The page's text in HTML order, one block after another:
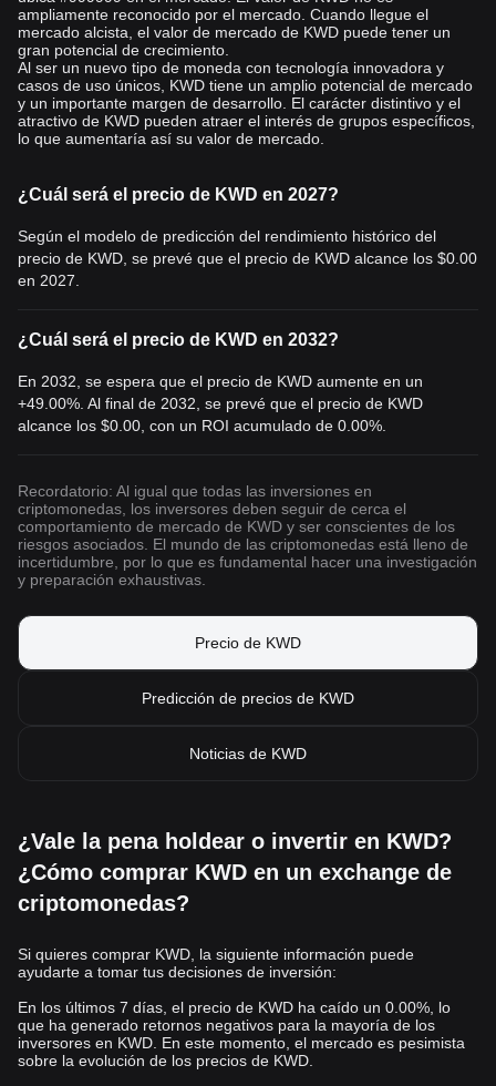
ampliamente reconocido por el mercado. Cuando llegue el
mercado alcista, el valor de mercado de KWD puede tener un
gran potencial de crecimiento.
Al ser un nuevo tipo de moneda con tecnología innovadora y
casos de uso únicos, KWD tiene un amplio potencial de mercado
y un importante margen de desarrollo. El carácter distintivo y el
atractivo de KWD pueden atraer el interés de grupos específicos,
lo que aumentaría así su valor de mercado.
¿Cuál será el precio de KWD en 2027?
Según el modelo de predicción del rendimiento histórico del
precio de KWD, se prevé que el precio de KWD alcance los $0.00
en 2027.
¿Cuál será el precio de KWD en 2032?
En 2032, se espera que el precio de KWD aumente en un
+49.00%. Al final de 2032, se prevé que el precio de KWD
alcance los $0.00 , con un ROI acumulado de 0.00%.
Recordatorio: Al igual que todas las inversiones en
criptomonedas, los inversores deben seguir de cerca el
comportamiento de mercado de KWD y ser conscientes de los
riesgos asociados. El mundo de las criptomonedas está lleno de
incertidumbre, por lo que es fundamental hacer una investigación
y preparación exhaustivas.
Precio de KWD
Predicción de precios de KWD
Noticias de KWD
¿Vale la pena holdear o invertir en KWD?
¿Cómo comprar KWD en un exchange de
criptomonedas?
Si quieres comprar KWD, la siguiente información puede
ayudarte a tomar tus decisiones de inversión:
En los últimos 7 días, el precio de KWD ha caído un 0.00%, lo
que ha generado retornos negativos para la mayoría de los
inversores en KWD. En este momento, el mercado es pesimista
sobre la evolución de los precios de KWD.